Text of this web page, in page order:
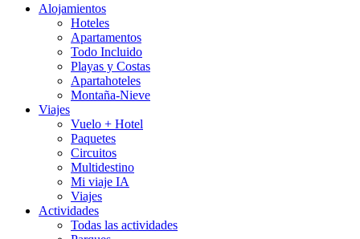
Alojamientos
Hoteles
Apartamentos
Todo Incluido
Playas y Costas
Apartahoteles
Montaña-Nieve
Viajes
Vuelo + Hotel
Paquetes
Circuitos
Multidestino
Mi viaje IA
Viajes
Actividades
Todas las actividades